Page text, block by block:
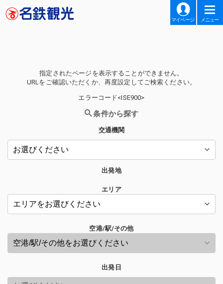
マイページ メニュー
指定されたページを表示することができません。
URLをご確認いただくか、再度設定してご検索ください。
エラーコード<ISE900>
条件から探す
交通機関
出発地
エリア
空港/駅/その他
出発日